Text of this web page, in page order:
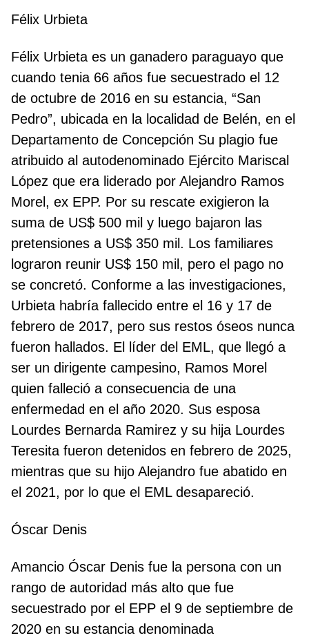
Félix Urbieta
Félix Urbieta es un ganadero paraguayo que
cuando tenia 66 años fue secuestrado el 12
de octubre de 2016 en su estancia, “San
Pedro”, ubicada en la localidad de Belén, en el
Departamento de Concepción Su plagio fue
atribuido al autodenominado Ejército Mariscal
López que era liderado por Alejandro Ramos
Morel, ex EPP. Por su rescate exigieron la
suma de US$ 500 mil y luego bajaron las
pretensiones a US$ 350 mil. Los familiares
lograron reunir US$ 150 mil, pero el pago no
se concretó. Conforme a las investigaciones,
Urbieta habría fallecido entre el 16 y 17 de
febrero de 2017, pero sus restos óseos nunca
fueron hallados. El líder del EML, que llegó a
ser un dirigente campesino, Ramos Morel
quien falleció a consecuencia de una
enfermedad en el año 2020. Sus esposa
Lourdes Bernarda Ramirez y su hija Lourdes
Teresita fueron detenidos en febrero de 2025,
mientras que su hijo Alejandro fue abatido en
el 2021, por lo que el EML desapareció.
Óscar Denis
Amancio Óscar Denis fue la persona con un
rango de autoridad más alto que fue
secuestrado por el EPP el 9 de septiembre de
2020 en su estancia denominada